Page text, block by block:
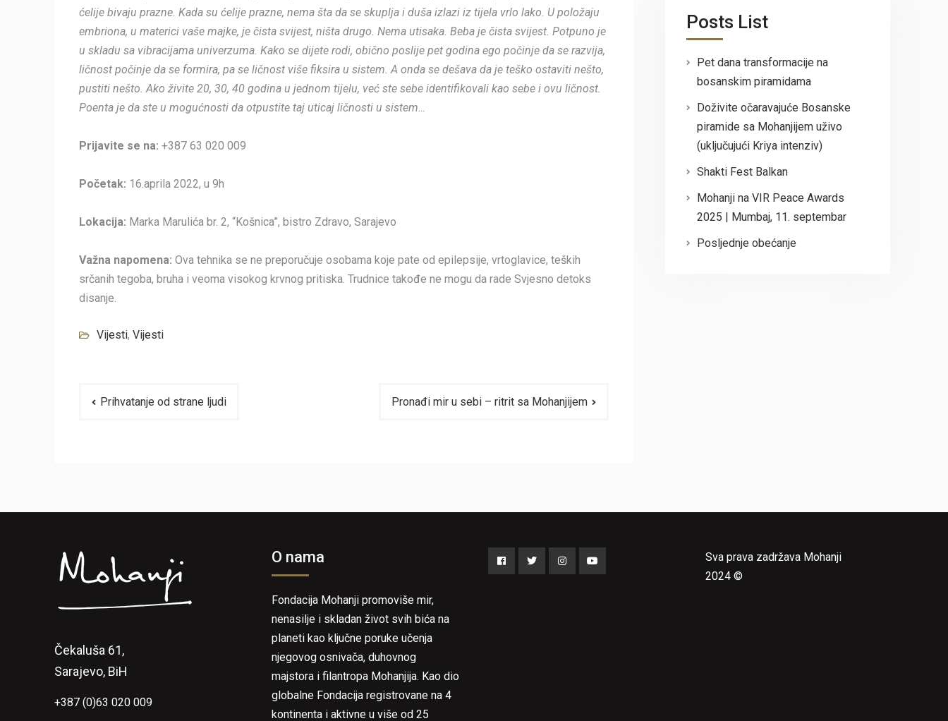
ćelije bivaju prazne. Kada su ćelije prazne, nema šta da se skuplja i duša izlazi iz tijela vrlo lako. U položaju
embriona, u materici vaše majke, je čista svijest, ništa drugo. Nema utisaka. Beba je čista svijest. Potpuno je
u skladu sa vibracijama univerzuma. Kako se dijete rodi, obično poslije pet godina ego počinje da se razvija,
ličnost počinje da se formira, pa se ličnost više fiksira u sistem. A onda se dešava da je teško ostaviti nešto,
pustiti nešto. Ako živite 20, 30, 40 godina u jednom tijelu, već ste sebe identifikovali kao sebe i ovu ličnost.
Poenta je da ste u mogućnosti da otpustite taj uticaj ličnosti u sistem…
Prijavite se na: +387 63 020 009
Početak: 16.aprila 2022, u 9h
Lokacija: Marka Marulića br. 2, “Košnica”, bistro Zdravo, Sarajevo
Važna napomena: Ova tehnika se ne preporučuje osobama koje pate od epilepsije, vrtoglavice, teških
srčanih tegoba, bruha i veoma visokog krvnog pritiska. Trudnice takođe ne mogu da rade Svjesno detoks
disanje.
Vijesti, Vijesti
Navigacija
Prihvatanje od strane ljudi Pronađi mir u sebi – ritrit sa Mohanjijem
Posts List
Pet dana transformacije na
bosanskim piramidama
Doživite očaravajuće Bosanske
piramide sa Mohanjijem uživo
(uključujući Kriya intenziv)
Shakti Fest Balkan
Mohanji na VIR Peace Awards
2025 | Mumbaj, 11. septembar
Posljednje obećanje
Čekaluša 61,
Sarajevo, BiH
+387 (0)63 020 009
O nama
Fondacija Mohanji promoviše mir,
nenasilje i skladan život svih bića na
planeti kao ključne poruke učenja
njegovog osnivača, duhovnog
majstora i filantropa Mohanjija. Kao dio
globalne Fondacija registrovane na 4
kontinenta i aktivne u više od 25
Sva prava zadržava Mohanji
2024 ©